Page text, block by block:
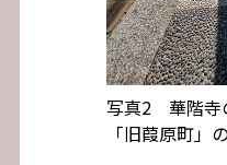
写真2 華階寺
「旧葭原町」